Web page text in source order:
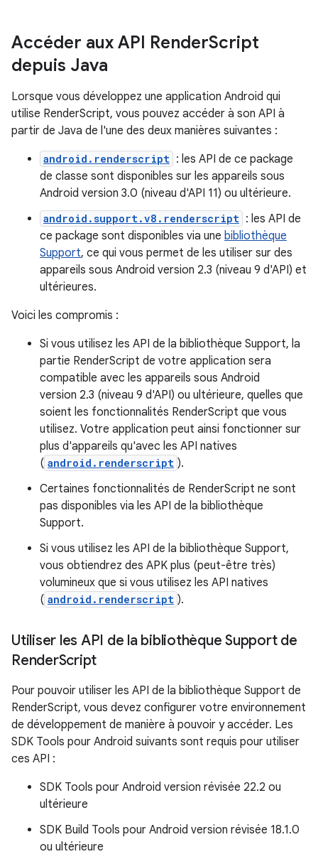
Accéder aux API RenderScript
depuis Java
Lorsque vous développez une application Android qui
utilise RenderScript, vous pouvez accéder à son API à
partir de Java de l'une des deux manières suivantes :
android.renderscript : les API de ce package
de classe sont disponibles sur les appareils sous
Android version 3.0 (niveau d'API 11) ou ultérieure.
android.support.v8.renderscript : les API de
ce package sont disponibles via une bibliothèque
Support, ce qui vous permet de les utiliser sur des
appareils sous Android version 2.3 (niveau 9 d'API) et
ultérieures.
Voici les compromis :
Si vous utilisez les API de la bibliothèque Support, la
partie RenderScript de votre application sera
compatible avec les appareils sous Android
version 2.3 (niveau 9 d'API) ou ultérieure, quelles que
soient les fonctionnalités RenderScript que vous
utilisez. Votre application peut ainsi fonctionner sur
plus d'appareils qu'avec les API natives
( android.renderscript ).
Certaines fonctionnalités de RenderScript ne sont
pas disponibles via les API de la bibliothèque
Support.
Si vous utilisez les API de la bibliothèque Support,
vous obtiendrez des APK plus (peut-être très)
volumineux que si vous utilisez les API natives
( android.renderscript ).
Utiliser les API de la bibliothèque Support de
RenderScript
Pour pouvoir utiliser les API de la bibliothèque Support de
RenderScript, vous devez configurer votre environnement
de développement de manière à pouvoir y accéder. Les
SDK Tools pour Android suivants sont requis pour utiliser
ces API :
SDK Tools pour Android version révisée 22.2 ou
ultérieure
SDK Build Tools pour Android version révisée 18.1.0
ou ultérieure